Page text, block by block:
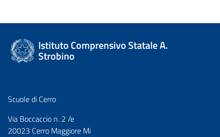
Istituto Comprensivo Statale A.
Strobino
Scuole di Cerro
Via Boccaccio n. 2 /e
20023 Cerro Maggiore Mi